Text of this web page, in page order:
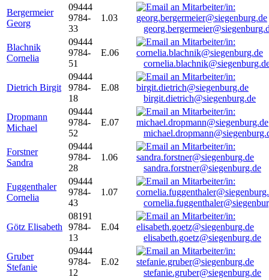
Bergermeier
Georg
09444
9784-
33
1.03
Blachnik
Cornelia
09444
9784-
51
E.06
Dietrich Birgit
09444
9784-
18
E.08
birgit.dietrich@siegenburg.de
Dropmann
Michael
09444
9784-
52
E.07
Forstner
Sandra
09444
9784-
28
1.06
sandra.forstner@siegenburg.de
Fuggenthaler
Cornelia
09444
9784-
43
1.07
Götz Elisabeth
08191
9784-
13
E.04
elisabeth.goetz@siegenburg.de
Gruber
Stefanie
09444
9784-
12
E.02
stefanie.gruber@siegenburg.de